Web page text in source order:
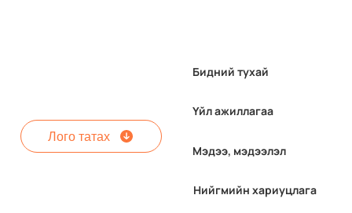
Лого татах
Бидний тухай
Үйл ажиллагаа
Мэдээ, мэдээлэл
Нийгмийн хариуцлага